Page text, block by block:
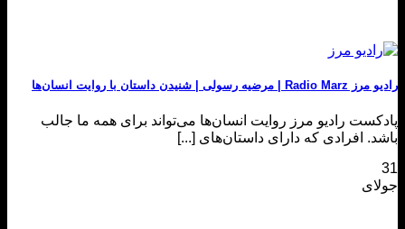
رادیو مرز Radio Marz | مرضیه رسولی | شنیدن داستان با روایت انسان‌ها
پادکست رادیو مرز روایت انسان‌ها می‌تواند برای همه ما جالب
باشد. افرادی که دارای داستان‌های [...]
31
جولای